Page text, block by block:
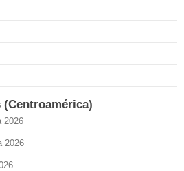
2026
2026